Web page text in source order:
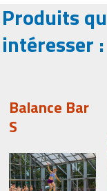
Produits
intéresser :
Balance Bar
S